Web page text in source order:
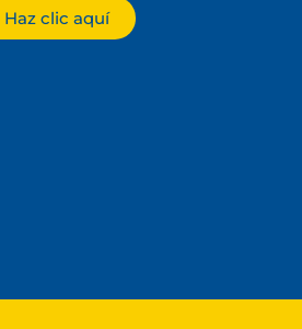
Haz clic aquí